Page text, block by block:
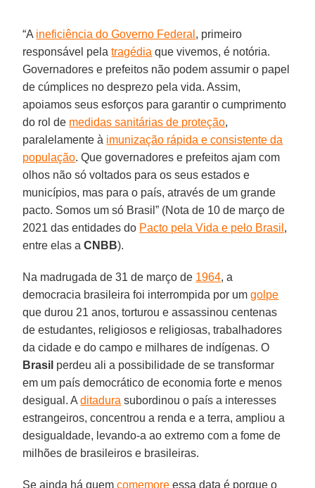
“A ineficiência do Governo Federal , primeiro
responsável pelatragédia que vivemos, é notória.
Governadores e prefeitos não podem assumir o papel
de cúmplices no desprezo pela vida. Assim,
apoiamos seus esforços para garantir o cumprimento
do rol de medidas sanitárias de proteção,
paralelamente à imunização rápida e consistente da
população. Que governadores e prefeitos ajam com
olhos não só voltados para os seus estados e
municípios, mas para o país, através de um grande
pacto. Somos um só Brasil” (Nota de 10 de março de
2021 das entidades do Pacto pela Vida e pelo Brasil ,
entre elas aCNBB).
Na madrugada de 31 de março de 1964, a
democracia brasileira foi interrompida por umgolpe
que durou 21 anos, torturou e assassinou centenas
de estudantes, religiosos e religiosas, trabalhadores
da cidade e do campo e milhares de indígenas. O
Brasil perdeu ali a possibilidade de se transformar
em um país democrático de economia forte e menos
desigual. Aditadura subordinou o país a interesses
estrangeiros, concentrou a renda e a terra, ampliou a
desigualdade, levando-a ao extremo com a fome de
milhões de brasileiros e brasileiras.
Se ainda há quemcomemore essa data é porque o